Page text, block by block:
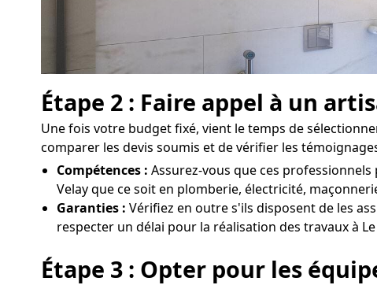
Étape 2 : Faire appel à un
Une fois votre budget fixé, vient le temps de
comparer les devis soumis et de vérifier les
Compétences : Assurez-vous que ces
Velay que ce soit en plomberie, électricité,
Garanties : Vérifiez en outre s'ils disposent de les
respecter un délai pour la réalisation des travaux à Le
Étape 3 : Opter pour les